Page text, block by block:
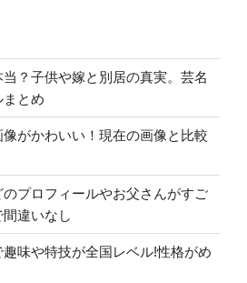
？子供や嫁と別居の真実。芸名
とめ
がかわいい！現在の画像と比較
プロフィールやお父さんがすご
違いなし
味や特技が全国レベル!性格がめ